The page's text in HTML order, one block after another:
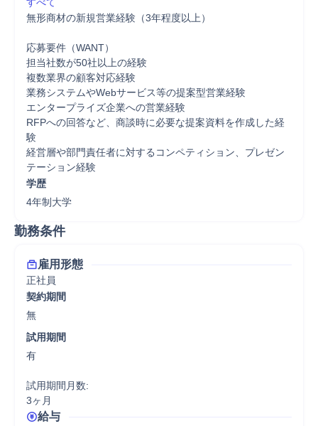
無形商材の新規営業経験（3年程度以上）
応募要件（WANT）
担当社数が50社以上の経験
複数業界の顧客対応経験
業務システムやWebサービス等の提案型営業経験
エンタープライズ企業への営業経験
RFPへの回答など、商談時に必要な提案資料を作成した経
験
経営層や部門責任者に対するコンペティション、プレゼン
テーション経験
学歴
4年制大学
勤務条件
雇用形態
正社員
契約期間
無
試用期間
有
試用期間月数:
3ヶ月
給与